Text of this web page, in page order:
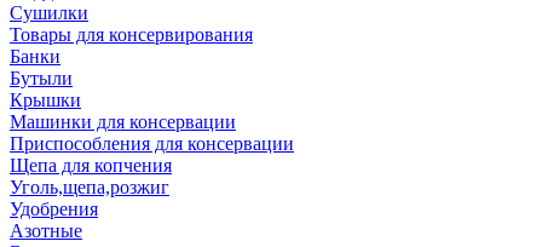
Сушилки
Товары для консервирования
Банки
Бутыли
Крышки
Машинки для консервации
Приспособления для консервации
Щепа для копчения
Уголь,щепа,розжиг
Удобрения
Азотные